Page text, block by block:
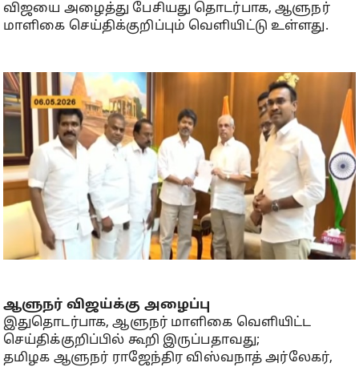
விஜயை அழைத்து பேசியது தொடர்பாக, ஆளுநர்
மாளிகை செய்திக்குறிப்பும் வெளியிட்டு உள்ளது.
ஆளுநர் விஜய்க்கு அழைப்பு
இதுதொடர்பாக, ஆளுநர் மாளிகை வெளியிட்ட
செய்திக்குறிப்பில் கூறி இருப்பதாவது;
தமிழக ஆளுநர் ராஜேந்திர விஸ்வநாத் அர்லேகர்,